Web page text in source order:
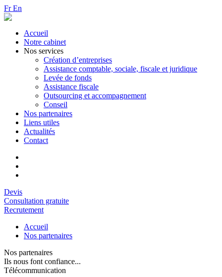
FrEn
Accueil
Notre cabinet
Nos services
Création d’entreprises
Assistance comptable, sociale, fiscale et juridique
Levée de fonds
Assistance fiscale
Outsourcing et accompagnement
Conseil
Nos partenaires
Liens utiles
Actualités
Contact
Devis
Consultation gratuite
Recrutement
Accueil
Nos partenaires
Nos partenaires
Ils nous font confiance...
Télécommunication